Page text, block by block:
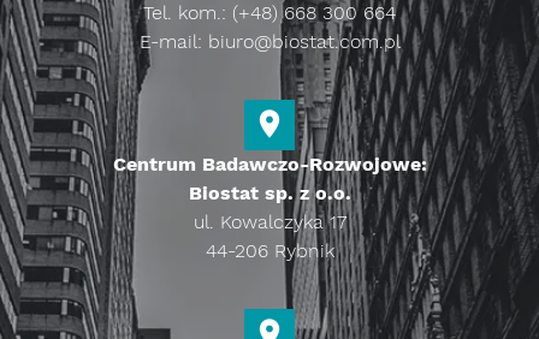
Tel. kom.: (+48) 668 300 664
E-mail: biuro@biostat.com.pl
Centrum Badawczo-Rozwojowe:
Biostat sp. z o.o.
ul. Kowalczyka 17
44-206 Rybnik